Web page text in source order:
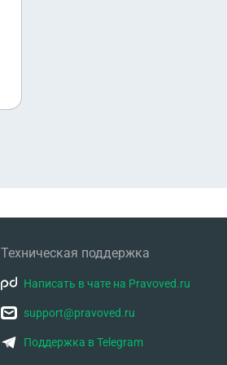
Техническая поддержка
Написать в чате на Pravoved.ru
support@pravoved.ru
Поддержка в Telegram